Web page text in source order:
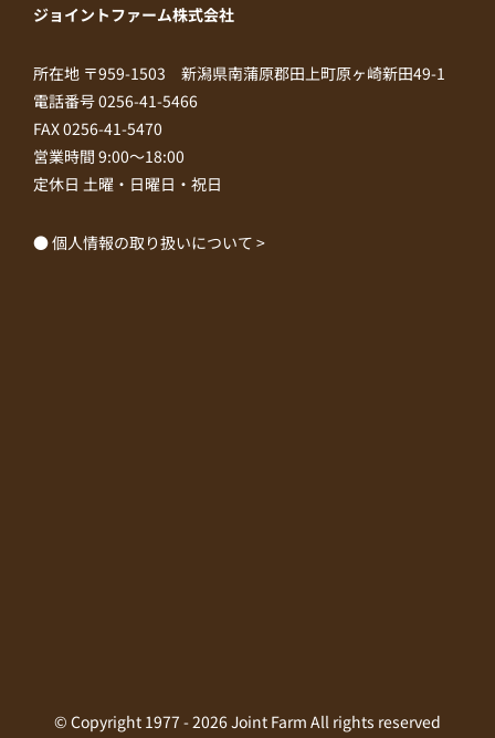
ジョイントファーム株式会社
所在地 〒959-1503 新潟県南蒲原郡田上町原ヶ崎新田49-1
電話番号 0256-41-5466
FAX 0256-41-5470
営業時間 9:00～18:00
定休日 土曜・日曜日・祝日
● 個人情報の取り扱いについて >
© Copyright 1977 -2026 Joint Farm All rights reserved